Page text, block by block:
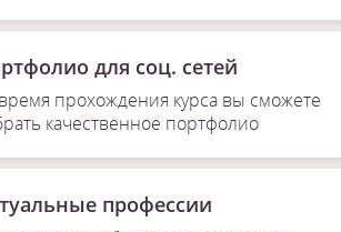
для соц. сетей
прохождения курса вы сможете
качественное портфолио
профессии